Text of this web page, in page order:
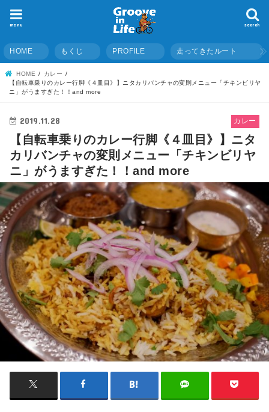
search
menu
HOME もくじ PROFILE 走ってきたルート
HOME
カレー
【自転車乗りのカレー行脚《４皿目》】ニタカリバンチャの変則メニュー「チキンビリヤ
ニ」がうますぎた！！and more
カレー
2019.11.28
【自転車乗りのカレー行脚《４皿目》】ニタ
カリバンチャの変則メニュー「チキンビリヤ
ニ」がうますぎた！！and more